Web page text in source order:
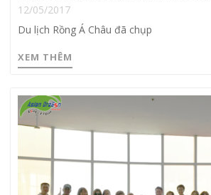
12/05/2017
Du lịch Rồng Á Châu đã chụp
XEM THÊM